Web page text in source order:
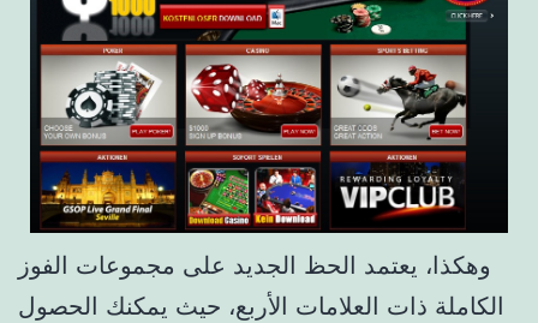
وهكذا، يعتمد الحظ الجديد على مجموعات الفوز
الكاملة ذات العلامات الأربع، حيث يمكنك الحصول